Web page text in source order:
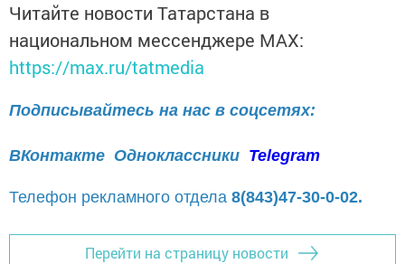
Читайте новости Татарстана в
национальном мессенджере MАХ:
https://max.ru/tatmedia
Подписывайтесь на нас в соцсетях:
ВКонтакте Одноклассники Telegram
Телефон рекламного отдела 8(843)47-30-0-02.
Перейти на страницу новости